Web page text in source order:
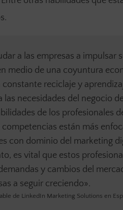
a las empresas a
medio de una coyuntura
reciclaje y
necesidades del negocio
de los profesionales
están más
con dominio del marketing
es vital que estos
y cambios del
a seguir creciendo».
de LinkedIn Marketing Solutions en